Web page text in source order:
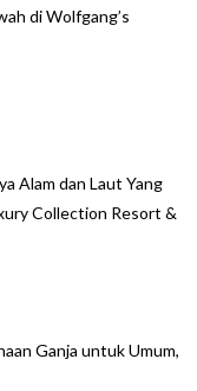
di Wolfgang’s
Alam dan Laut Yang
Collection Resort &
Ganja untuk Umum,